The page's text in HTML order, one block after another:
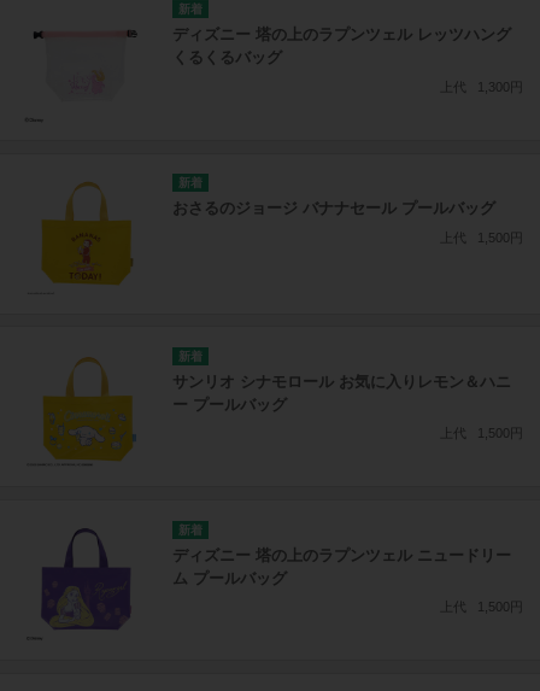
ディズニー 塔の上のラプンツェル レッツハング
くるくるバッグ
上代 1,300円
おさるのジョージ バナナセール プールバッグ
上代 1,500円
サンリオ シナモロール お気に入りレモン＆ハニ
ー プールバッグ
上代 1,500円
ディズニー 塔の上のラプンツェル ニュードリー
ム プールバッグ
上代 1,500円